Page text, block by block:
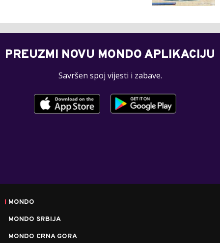
PREUZMI NOVU MONDO APLIKACIJU
Savršen spoj vijesti i zabave.
MONDO
MONDO SRBIJA
MONDO CRNA GORA